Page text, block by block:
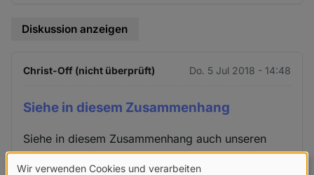
Diskussion anzeigen
Christ-Off (nicht überprüft) Do. 5 Jul 2018 - 14:48
Siehe in diesem Zusammenhang
Siehe in diesem Zusammenhang auch unseren
Offenen Brief vom 5.1.2018 an die Botschaft der
Wir verwenden Cookies und verarbeiten